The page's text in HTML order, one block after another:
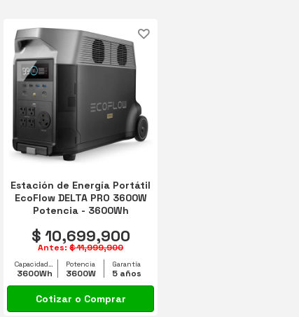
Estación de Energía Portátil
EcoFlow DELTA PRO 3600W
Potencia - 3600Wh
$ 10,699,900
Antes:$ 11,999,900
Capacidad equipo
3600Wh
Potencia
3600W
Garantía
5 años
Cotizar o Comprar